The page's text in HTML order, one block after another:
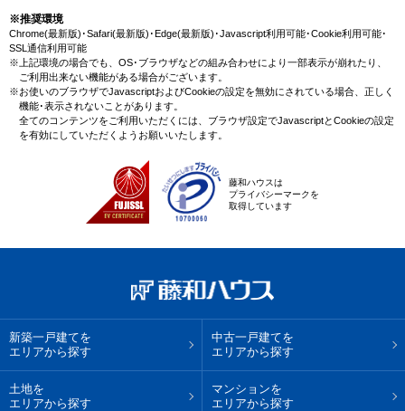
※推奨環境
Chrome(最新版)･Safari(最新版)･Edge(最新版)･Javascript利用可能･Cookie利用可能･
SSL通信利用可能
※上記環境の場合でも、OS･ブラウザなどの組み合わせにより一部表示が崩れたり、
ご利用出来ない機能がある場合がございます。
※お使いのブラウザでJavascriptおよびCookieの設定を無効にされている場合、正しく
機能･表示されないことがあります。
全てのコンテンツをご利用いただくには、ブラウザ設定でJavascriptとCookieの設定
を有効にしていただくようお願いいたします。
藤和ハウスは
プライバシーマークを
取得しています
新築一戸建てを
エリアから探す
中古一戸建てを
エリアから探す
土地を
エリアから探す
マンションを
エリアから探す